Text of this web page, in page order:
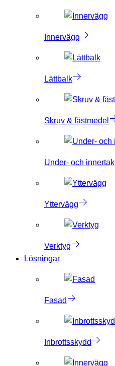
Innervägg
Lättbalk
Skruv & fästmedel
Under- och innertak
Yttervägg
Verktyg
Lösningar
Fasad
Inbrottsskydd